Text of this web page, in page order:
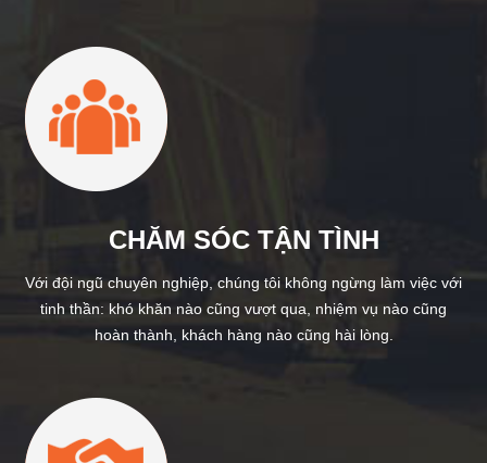
CHĂM SÓC TẬN TÌNH
Với đội ngũ chuyên nghiệp, chúng tôi không ngừng làm việc với
tinh thần: khó khăn nào cũng vượt qua, nhiệm vụ nào cũng
hoàn thành, khách hàng nào cũng hài lòng.